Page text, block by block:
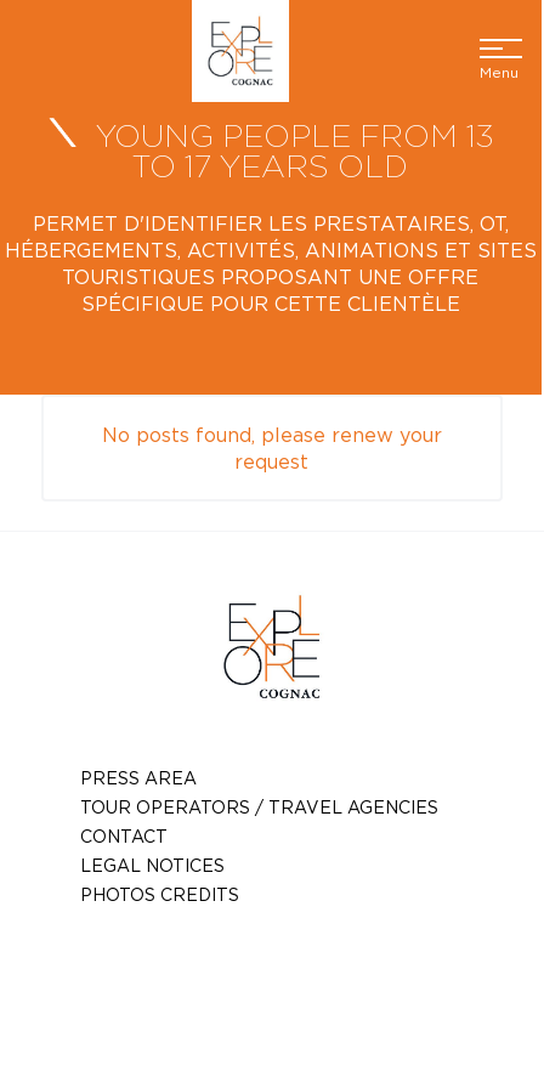
Menu
YOUNG PEOPLE FROM 13
TO 17 YEARS OLD
PERMET D'IDENTIFIER LES PRESTATAIRES, OT,
HÉBERGEMENTS, ACTIVITÉS, ANIMATIONS ET SITES
TOURISTIQUES PROPOSANT UNE OFFRE
SPÉCIFIQUE POUR CETTE CLIENTÈLE
No posts found, please renew your
request
PRESS AREA
TOUR OPERATORS / TRAVEL AGENCIES
CONTACT
LEGAL NOTICES
PHOTOS CREDITS